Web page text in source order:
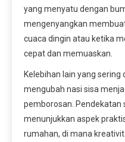
yang menyatu dengan
mengenyangkan
cuaca dingin atau ketika
cepat dan memuaskan.
Kelebihan lain yang
mengubah nasi sisa
pemborosan. Pendekatan
menunjukkan aspek
rumahan, di mana